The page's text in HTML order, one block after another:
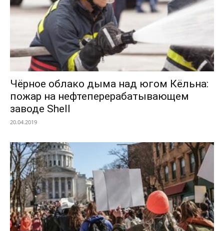
Чёрное облако дыма над югом Кёльна:
пожар на нефтеперерабатывающем
заводе Shell
20.04.2019